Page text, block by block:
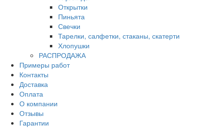
Открытки
Пиньята
Свечки
Тарелки, салфетки, стаканы, скатерти
Хлопушки
РАСПРОДАЖА
Примеры работ
Контакты
Доставка
Оплата
О компании
Отзывы
Гарантии